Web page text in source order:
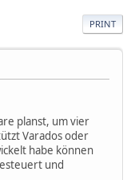
PRINT
planst, um vier
Varados oder
habe können
und